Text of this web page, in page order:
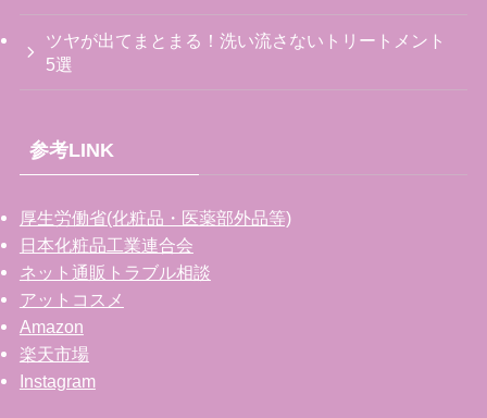
ツヤが出てまとまる！洗い流さないトリートメント
5選
参考LINK
厚生労働省(化粧品・医薬部外品等)
日本化粧品工業連合会
ネット通販トラブル相談
アットコスメ
Amazon
楽天市場
Instagram